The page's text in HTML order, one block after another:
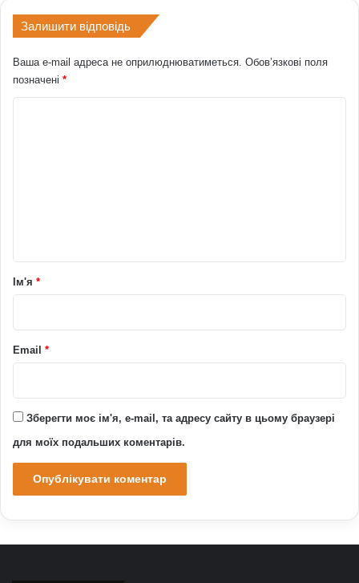
Залишити відповідь
Ваша e-mail адреса не оприлюднюватиметься. Обов’язкові поля
позначені *
рІм'я *
Email *
Зберегти моє ім'я, e-mail, та адресу сайту в цьому браузері
для моїх подальших коментарів.